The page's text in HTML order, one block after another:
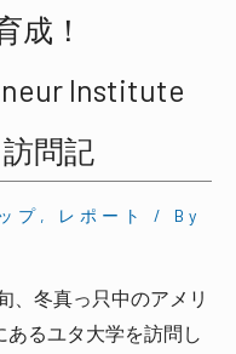
成！
Institute
問記
プ , レポート
/ By
、冬真っ只中のアメリ
るユタ大学を訪問し